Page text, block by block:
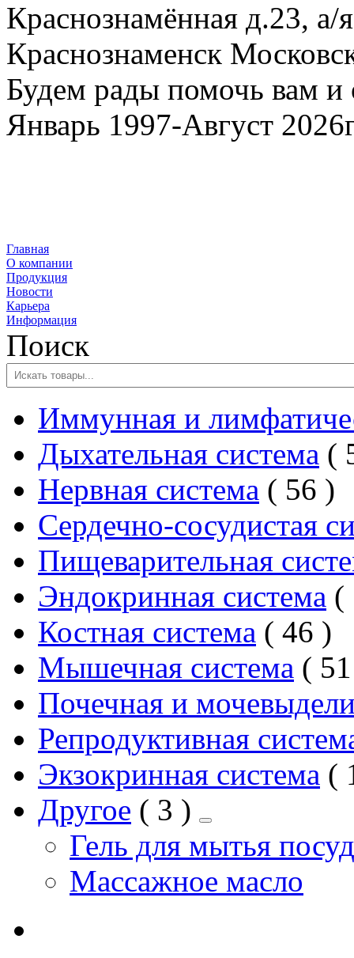
Краснознамённая д.23, а/
Краснознаменск
Будем рады помочь вам и
Январь 1997-Август
Главная
О компании
Продукция
Новости
Карьера
Информация
Поиск
Иммунная и
Дыхательная система
Нервная система
56
2
Сердечно-сосудистая
Пищеварительная
Эндокринная система
Костная система
46
2
Мышечная система
51
Почечная и
Репродуктивная
Экзокринная система
Другое
3
2
товара
Гель для мытья
Массажное масло